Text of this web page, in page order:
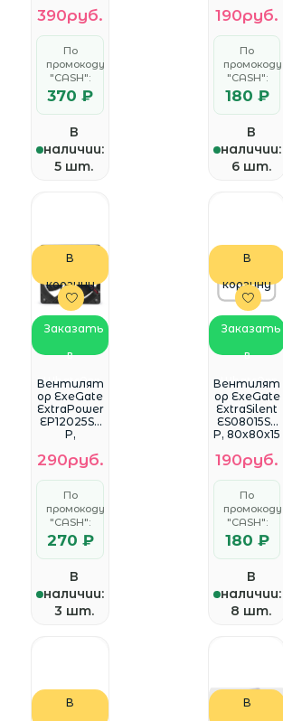
подшипни
к
скольжени
я, 4pin,
PWM,
25dBA
EX283393R
US
390руб.
По
промокоду
"CASH":
370 ₽
В
наличии:
5 шт.
гидродина
мический,
3pin+Mole
x,
3000RPM,
26dBA
EX283372R
US 299621
190руб.
По
промокоду
"CASH":
180 ₽
В
наличии:
6 шт.
В
корзину
Заказать
в
WhatsApp
Вентилят
ор ExeGate
ExtraPower
EP12025S2
P,
мм,
двойной
шарикопо
дшипник,
2pin,
1600RPM,
25dBA
EX283385R
US
290руб.
По
промокоду
"CASH":
270 ₽
В
наличии:
3 шт.
В
корзину
Заказать
в
WhatsApp
Вентилят
ор ExeGate
ExtraSilent
ES08015S3
P, 80x80x15
подшипни
к
скольжени
я, 3pin,
1600RPM,
23dBA
EX283373R
US
190руб.
По
промокоду
"CASH":
180 ₽
В
наличии:
8 шт.
В
В